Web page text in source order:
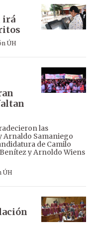
irá
ÚH
las
Arnaldo Samaniego
de Camilo
y Arnoldo Wiens
ÚH